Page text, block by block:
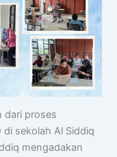
dari proses
di sekolah Al Siddiq
mengadakan